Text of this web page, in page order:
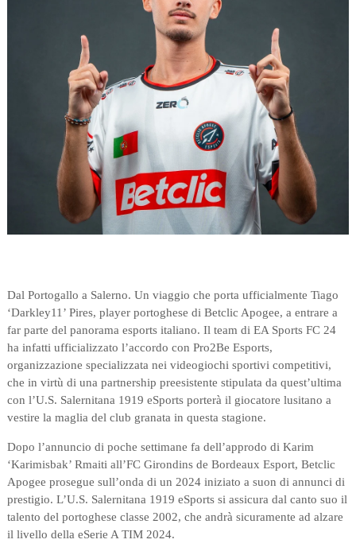
Dal Portogallo a Salerno. Un viaggio che porta ufficialmente Tiago
‘Darkley11’ Pires, player portoghese di Betclic Apogee, a entrare a
far parte del panorama esports italiano. Il team di EA Sports FC 24
ha infatti ufficializzato l’accordo con Pro2Be Esports,
organizzazione specializzata nei videogiochi sportivi competitivi,
che in virtù di una partnership preesistente stipulata da quest’ultima
con l’U.S. Salernitana 1919 eSports porterà il giocatore lusitano a
vestire la maglia del club granata in questa stagione.
Dopo l’annuncio di poche settimane fa dell’approdo di Karim
‘Karimisbak’ Rmaiti all’FC Girondins de Bordeaux Esport, Betclic
Apogee prosegue sull’onda di un 2024 iniziato a suon di annunci di
prestigio. L’U.S. Salernitana 1919 eSports si assicura dal canto suo il
talento del portoghese classe 2002, che andrà sicuramente ad alzare
il livello della eSerie A TIM 2024.